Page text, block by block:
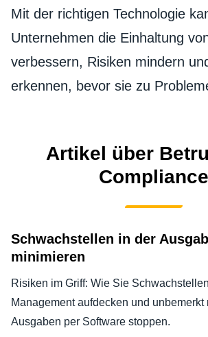
Brasil (Português)
Deutschland
Italia (Italiano)
Nederlands
Sweden
Finland (English)
Belgium (English)
España (Español)
Norway (English)
India (English)
日本（日本語)
GESCHÄFTSREISEMANAGEMENT
MITARBEITERERFAHRUNGEN
UNTERNEHMENSAUSGABEN
UNTERNEHMENSNACHRICHTEN
WACHSTUM UND OPTIMIERUNG
Mit der richtigen Technologie
Unternehmen die Einhaltung
verbessern, Risiken mindern
erkennen, bevor sie zu
Artikel über
Compliance
Schwachstellen in der
minimieren
Risiken im Griff: Wie Sie
Management aufdecken und unbemerkt
Ausgaben per Software stoppen.